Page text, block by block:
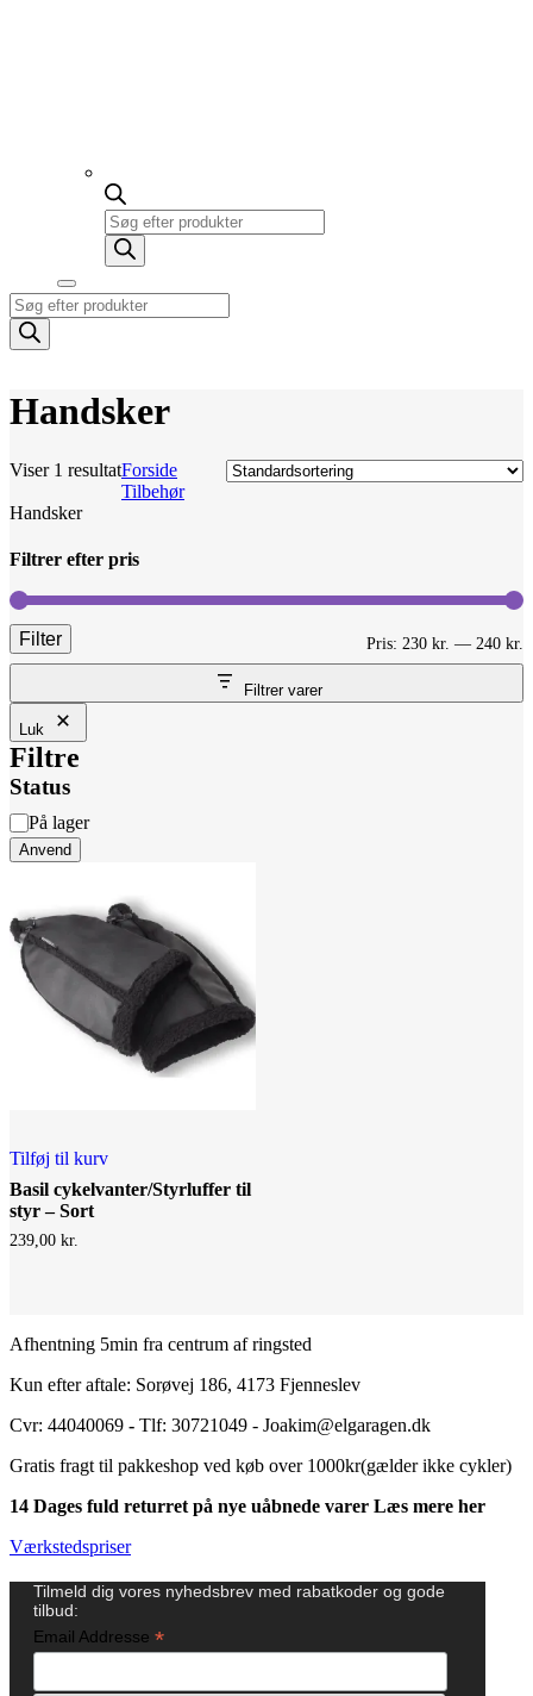
Products
search
Products
search
Handsker
Viser 1 resultatForside
Tilbehør
Handsker
Filtrer efter pris
Filter Pris: 230 kr. — 240 kr.
Filtrer varer
Luk
Filtre
Status
Status
På lager
Anvend
Tilføj til kurv
Basil cykelvanter/Styrluffer til
styr – Sort
239,00 kr.
Afhentning 5min fra centrum af ringsted
Kun efter aftale: Sorøvej 186, 4173 Fjenneslev
Cvr: 44040069 - Tlf: 30721049 - Joakim@elgaragen.dk
Gratis fragt til pakkeshop ved køb over 1000kr(gælder ikke cykler)
14 Dages fuld returret på nye uåbnede varer Læs mere her
Værkstedspriser
Tilmeld dig vores nyhedsbrev med rabatkoder og gode
tilbud:
Email Addresse *